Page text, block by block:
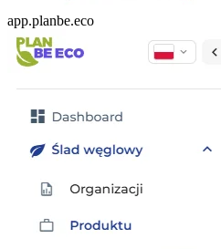
app.planbe.eco